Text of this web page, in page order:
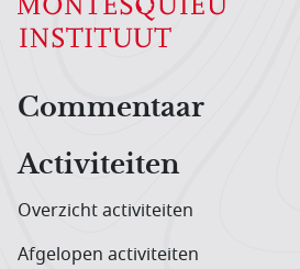
Hoofdnavigatiemenu
Commentaar
Activiteiten
Overzicht activiteiten
Afgelopen activiteiten